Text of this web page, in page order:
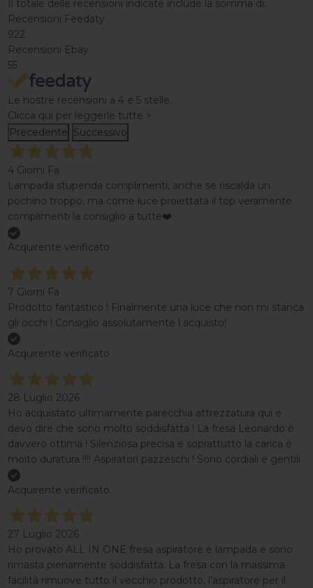
Il totale delle recensioni indicate include la somma di:
Recensioni Feedaty
922
Recensioni Ebay
55
Le nostre recensioni a 4 e 5 stelle.
Clicca qui per leggerle tutte >
Precedente Successivo
4 Giorni Fa
Lampada stupenda complimenti, anche se riscalda un
pochino troppo, ma come luce proiettata il top veramente
complimenti la consiglio a tutte❤️
Acquirente verificato
7 Giorni Fa
Prodotto fantastico ! Finalmente una luce che non mi stanca
gli occhi ! Consiglio assolutamente l acquisto!
Acquirente verificato
28 Luglio 2026
Ho acquistato ultimamente parecchia attrezzatura qui e
devo dire che sono molto soddisfatta ! La fresa Leonardo è
davvero ottima ! Silenziosa precisa e soprattutto la carica è
molto duratura !!!! Aspiratori pazzeschi ! Sono cordiali e gentili
Acquirente verificato
27 Luglio 2026
Ho provato ALL IN ONE fresa aspiratore e lampada e sono
rimasta pienamente soddisfatta. La fresa con la massima
facilità rimuove tutto il vecchio prodotto, l’aspiratore per il